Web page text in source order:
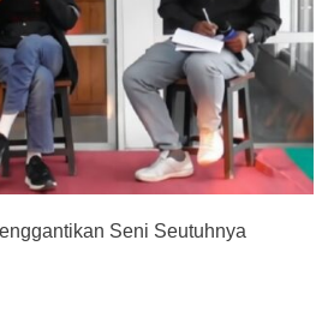
Seni Seutuhnya